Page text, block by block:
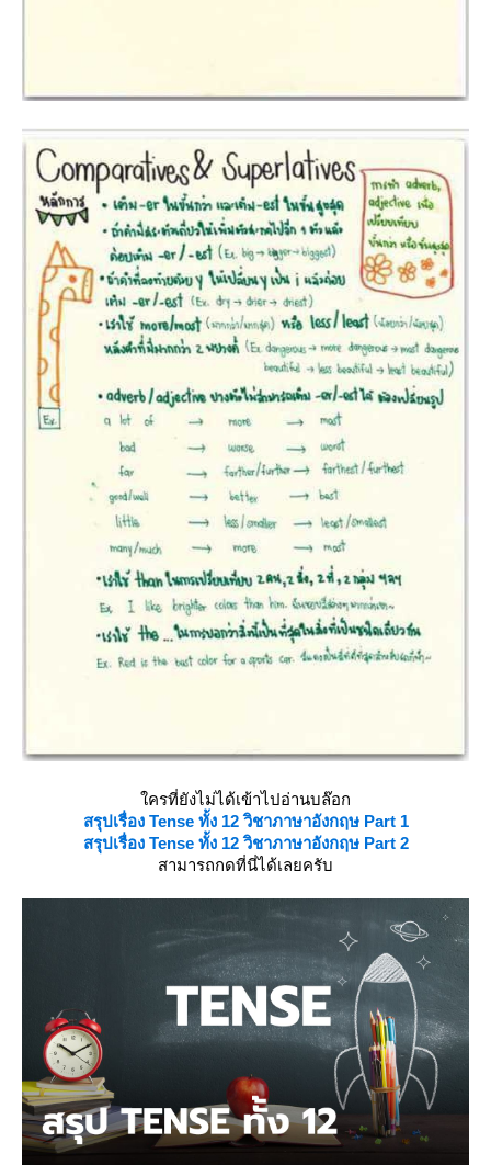
ครที่ยังไม่ได้เข้าไปอ่านบล๊อก
สรุปเรื่อง Tense ทั้ง 12 วิชาภาษาอังกฤษ Part 1
สรุปเรื่อง Tense ทั้ง 12 วิชาภาษาอังกฤษ Part 2
สามารถกดที่นี่ได้เลยครับ